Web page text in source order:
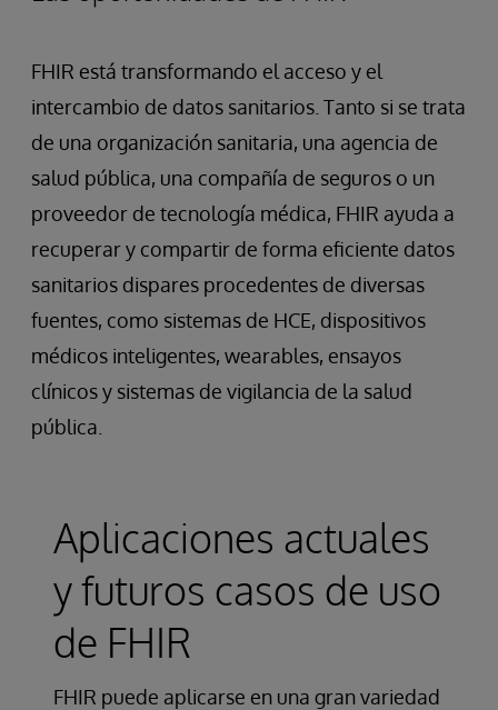
FHIR está transformando el acceso y el
intercambio de datos sanitarios. Tanto si se trata
de una organización sanitaria, una agencia de
salud pública, una compañía de seguros o un
proveedor de tecnología médica, FHIR ayuda a
recuperar y compartir de forma eficiente datos
sanitarios dispares procedentes de diversas
fuentes, como sistemas de HCE, dispositivos
médicos inteligentes, wearables, ensayos
clínicos y sistemas de vigilancia de la salud
pública.
Aplicaciones actuales
y futuros casos de uso
de FHIR
FHIR puede aplicarse en una gran variedad